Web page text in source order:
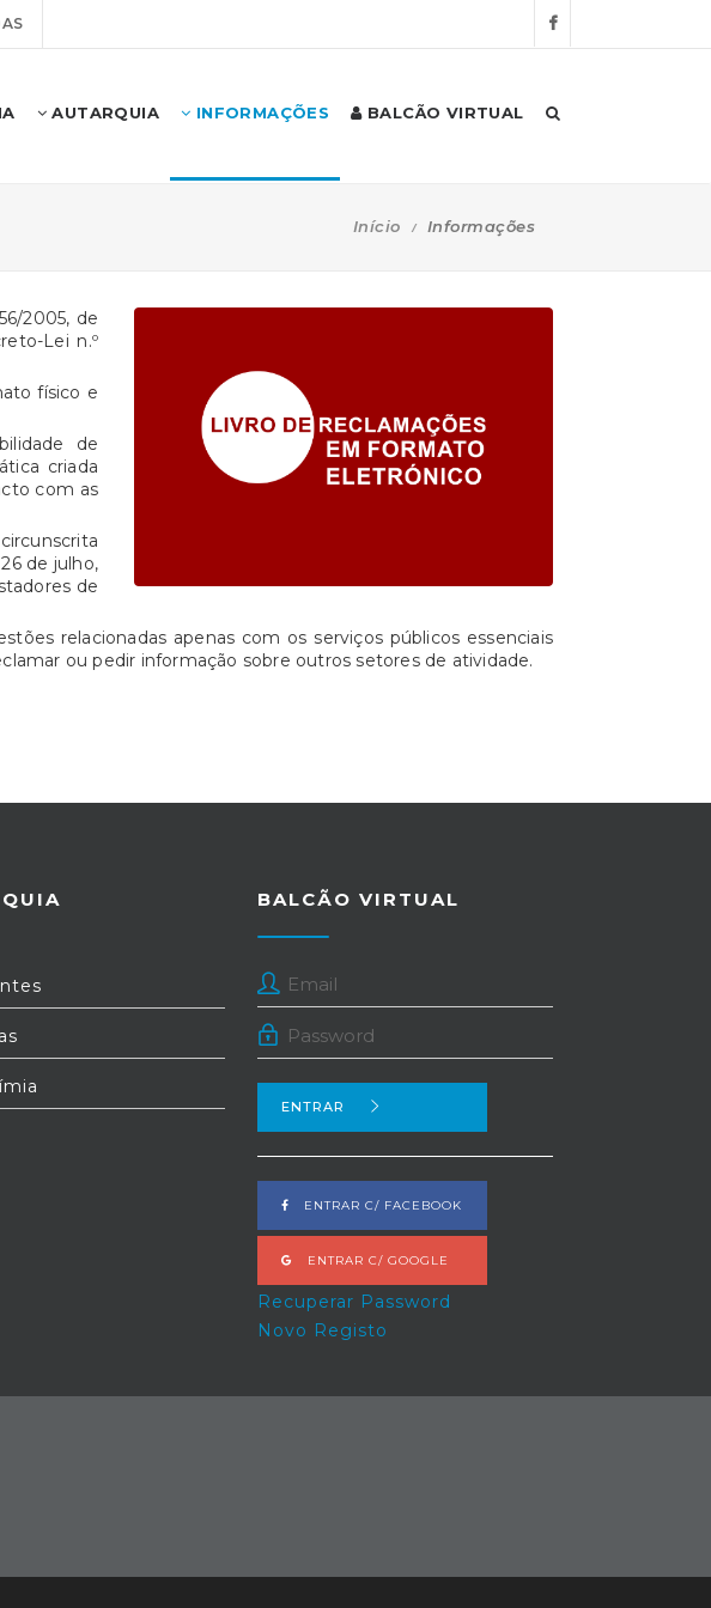
AUTARQUIA INFORMAÇÕES BALCÃO VIRTUAL
Início Informações
2005, de
Lei n.º
físico e
de
criada
com as
de julho,
de
relacionadas apenas com os serviços públicos essenciais
ou pedir informação sobre outros setores de atividade.
BALCÃO VIRTUAL
ENTRAR
ENTRAR C/ FACEBOOK
ENTRAR C/ GOOGLE
Recuperar Password
Novo Registo